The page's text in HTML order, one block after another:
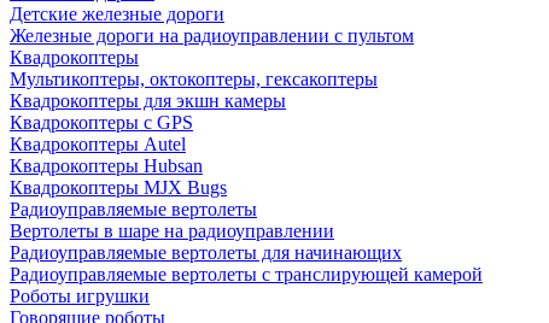
Детские железные дороги
Железные дороги на радиоуправлении с пультом
Квадрокоптеры
Мультикоптеры, октокоптеры, гексакоптеры
Квадрокоптеры для экшн камеры
Квадрокоптеры с GPS
Квадрокоптеры Autel
Квадрокоптеры Hubsan
Квадрокоптеры MJX Bugs
Радиоуправляемые вертолеты
Вертолеты в шаре на радиоуправлении
Радиоуправляемые вертолеты для начинающих
Радиоуправляемые вертолеты с транслирующей камерой
Роботы игрушки
Говорящие роботы